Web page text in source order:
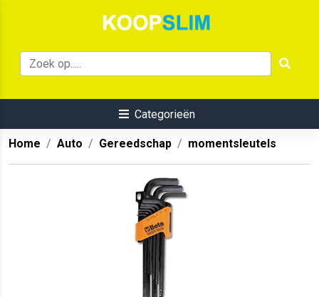
Categorieën
Home Auto Gereedschap momentsleutels